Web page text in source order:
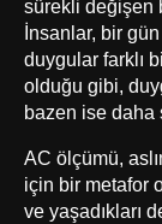
sürekli değişen
İnsanlar, bir
duygular farklı
olduğu gibi,
bazen ise daha
AC ölçümü,
için bir metafor
ve yaşadıkları